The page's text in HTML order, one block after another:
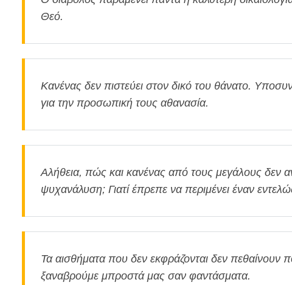
Θεό.
Κανένας δεν πιστεύει στον δικό του θάνατο.
για την προσωπική τους αθανασία.
Αλήθεια, πώς και κανένας από τους μεγάλους δεν
ψυχανάλυση; Γιατί έπρεπε να περιμένει έναν
Τα αισθήματα που δεν εκφράζονται δεν πεθαίνουν
ξαναβρούμε μπροστά μας σαν φαντάσματα.